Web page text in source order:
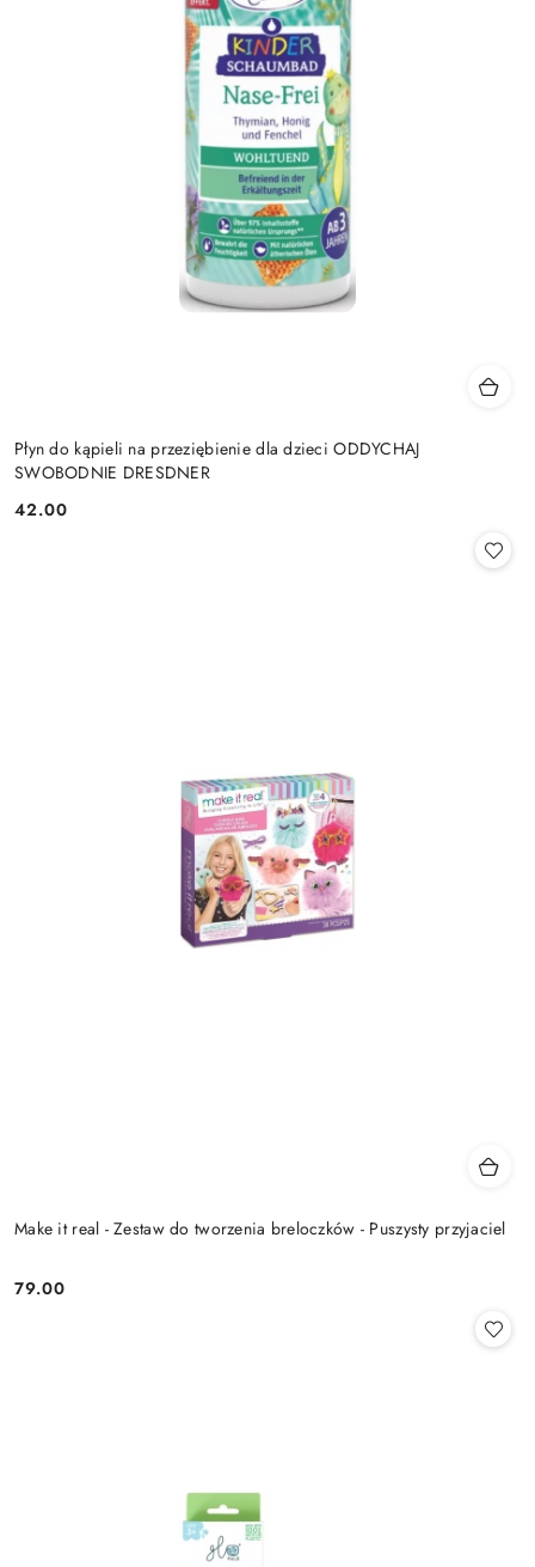
Płyn do kąpieli na przeziębienie dla dzieci ODDYCHAJ
SWOBODNIE DRESDNER
Cena:
42.00
Make it real - Zestaw do tworzenia breloczków - Puszysty przyjaciel
Cena:
79.00